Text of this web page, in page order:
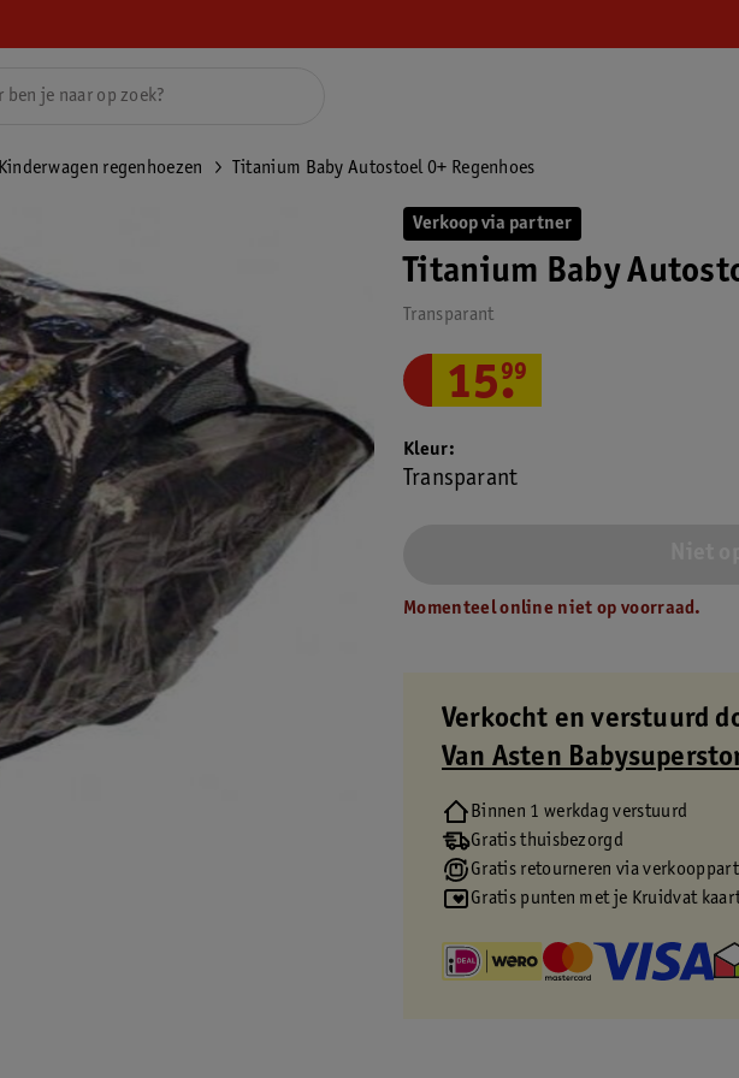
Kinderwagen regenhoezen Titanium Baby Autostoel 0+ Regenhoes
Verkoop via partner
Titanium Baby
Transparant
15.
99
Kleur
Transparant
Momenteel online niet op voorraad.
Verkocht en verstuurd
Van Asten
Binnen 1 werkdag verstuurd
Gratis thuisbezorgd
Gratis retourneren via
Gratis punten met je Kruidvat